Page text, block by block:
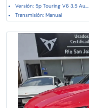
Versión: 5p Touring V6 3.5 Au...
Transmisión: Manual